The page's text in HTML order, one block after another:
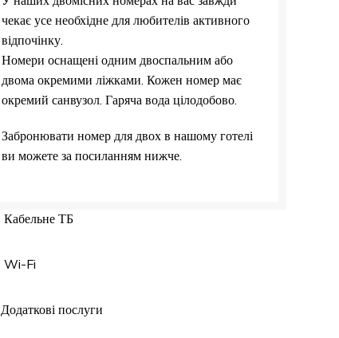
чекає усе необхідне для любителів активного
відпочінку.
Номери оснащені одним двоспальним або
двома окремими ліжками. Кожен номер має
окремий санвузол. Гаряча вода цілодобово.
Забронювати номер для двох в нашому готелі
ви можете за посиланням нижче.
Кабельне ТБ
Wi-Fi
Додаткові послуги